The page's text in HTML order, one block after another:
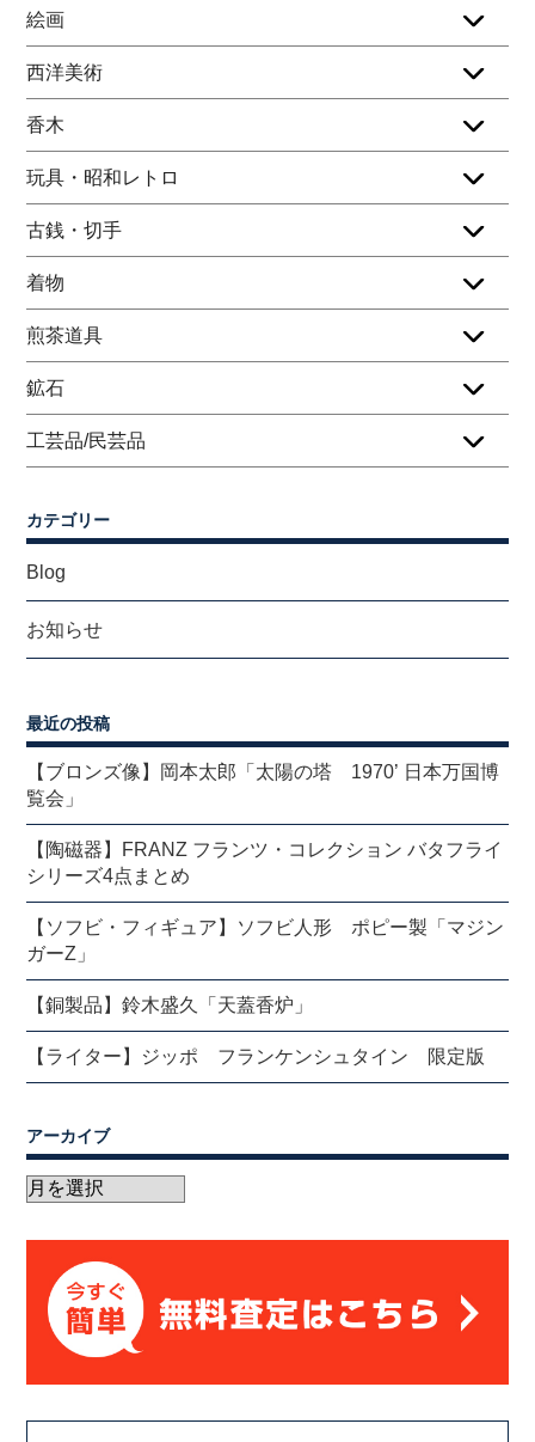
絵画
西洋美術
香木
玩具・昭和レトロ
古銭・切手
着物
煎茶道具
鉱石
工芸品/民芸品
カテゴリー
Blog
お知らせ
最近の投稿
【ブロンズ像】岡本太郎「太陽の塔 1970’ 日本万国博
覧会」
【陶磁器】FRANZ フランツ・コレクション バタフライ
シリーズ4点まとめ
【ソフビ・フィギュア】ソフビ人形 ポピー製「マジン
ガーZ」
【銅製品】鈴木盛久「天蓋香炉」
【ライター】ジッポ フランケンシュタイン 限定版
アーカイブ